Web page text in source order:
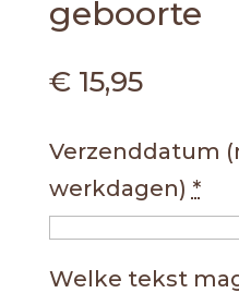
geboorte
€15,95
Verzenddatum
werkdagen) *
Welke tekst